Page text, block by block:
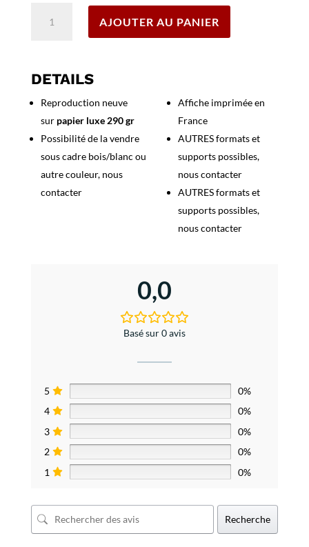
de
AJOUTER AU PANIER
DETAILS
Reproduction neuve
sur papier luxe 290 gr
Possibilité de la vendre
sous cadre bois/blanc ou
autre couleur, nous
contacter
Affiche imprimée en
France
AUTRES formats et
supports possibles,
nous contacter
AUTRES formats et
supports possibles,
nous contacter
0,0
Basé sur 0 avis
5
0%
4
0%
3
0%
2
0%
1
0%
Recherche